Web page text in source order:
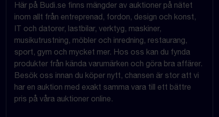
Här på Budi.se finns mängder av auktioner på nätet
inom allt från entreprenad, fordon, design och konst,
IT och datorer, lastbilar, verktyg, maskiner,
musikutrustning, möbler och inredning, restaurang,
sport, gym och mycket mer. Hos oss kan du fynda
produkter från kända varumärken och göra bra affärer.
Besök oss innan du köper nytt, chansen är stor att vi
har en auktion med exakt samma vara till ett bättre
pris på våra auktioner online.